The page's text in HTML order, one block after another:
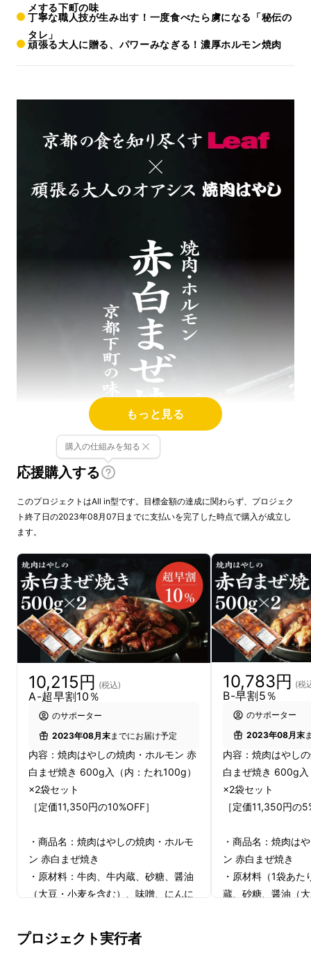
メする下町の味
丁寧な職人技が生み出す！一度食べたら虜になる「秘伝の
タレ」
頑張る大人に贈る、パワーみなぎる！濃厚ホルモン焼肉
もっと見る
応援購入する
購入の仕組みを知る
このプロジェクトはAll in型です。目標金額の達成に関わらず、プロジェク
ト終了日の2023年08月07日までに支払いを完了した時点で購入が成立し
ます。
10,215円 (税込)
A-超早割10％
のサポーター
2023年08月末までにお届け予定
内容：焼肉はやしの焼肉・ホルモン 赤
白まぜ焼き 600g入（内：たれ100g）
×2袋セット
［定価11,350円の10%OFF］
・商品名：焼肉はやしの焼肉・ホルモ
ン 赤白まぜ焼き
・原材料：牛肉、牛内蔵、砂糖、醤油
（大豆・小麦を含む）、味噌、にんに
・成分表示（1袋あたり）：熱量
323kcal、たんぱく質 9.0g、脂質
10,783円 (税
B-早割5％
のサポーター
2023年08月末
内容：焼肉はやし
白まぜ焼き 600g
×2袋セット
［定価11,350円の
・商品名：焼肉は
ン 赤白まぜ焼き
・原材料（1袋あ
蔵、砂糖、醤油（
プロジェクト実行者